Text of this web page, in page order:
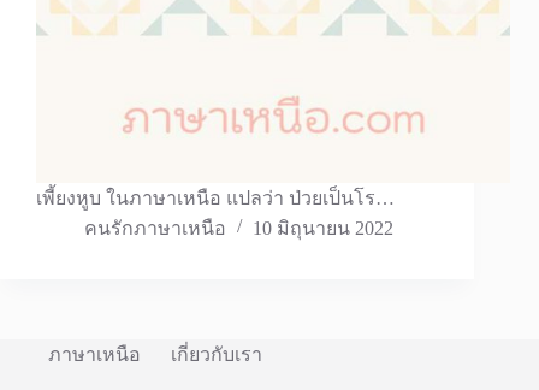
เพี้ยงหูบ ในภาษาเหนือ แปลว่า ป่วยเป็นโร…
คนรักภาษาเหนือ
10 มิถุนายน 2022
ภาษาเหนือ เกี่ยวกับเรา